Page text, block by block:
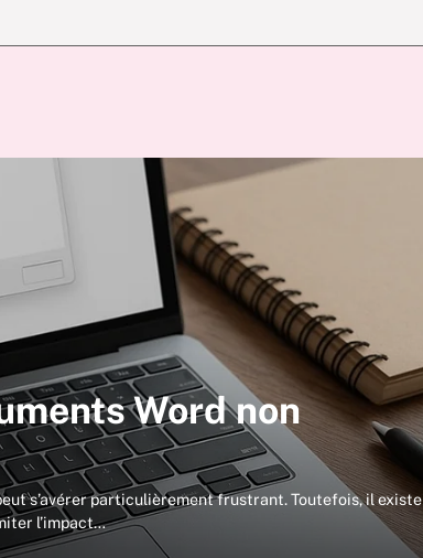
Word non
s’avérer particulièrement frustrant. Toutefois, il existe
l’impact…